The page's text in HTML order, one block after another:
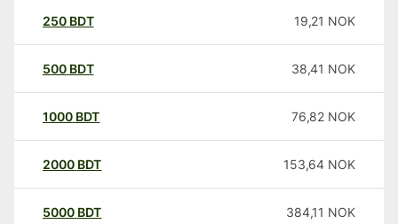
250 BDT 19,21 NOK
500 BDT 38,41 NOK
1000 BDT 76,82 NOK
2000 BDT 153,64 NOK
5000 BDT 384,11 NOK